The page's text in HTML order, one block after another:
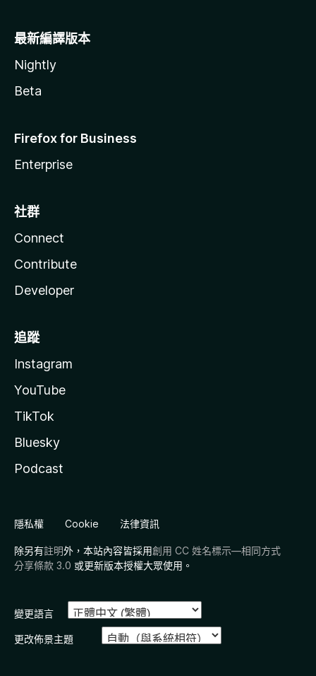
最新編譯版本
Nightly
Beta
Firefox for Business
Enterprise
社群
Connect
Contribute
Developer
追蹤
Instagram
YouTube
TikTok
Bluesky
Podcast
隱私權 Cookie 法律資訊
除另有註明外，本站內容皆採用創用 CC 姓名標示—相同方式
分享條款 3.0 或更新版本授權大眾使用。
變更語言
更改佈景主題